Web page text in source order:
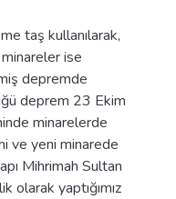
taş kullanılarak,
ise
depremde
deprem 23 Ekim
minarelerde
ve yeni minarede
Mihrimah Sultan
olarak yaptığımız